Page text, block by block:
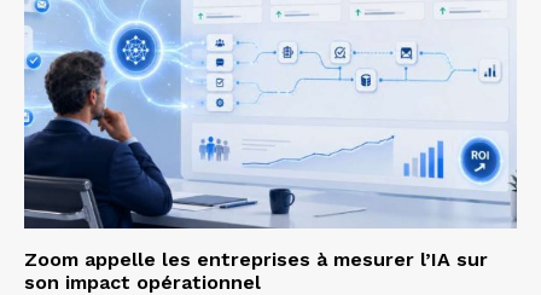
Zoom appelle les entreprises à mesurer l’IA sur
son impact opérationnel